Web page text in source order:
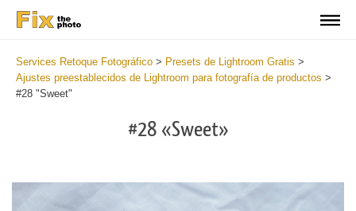
Services Retoque Fotográfico > Presets de Lightroom Gratis >
Ajustes preestablecidos de Lightroom para fotografía de productos >
#28 "Sweet"
#28 «Sweet»